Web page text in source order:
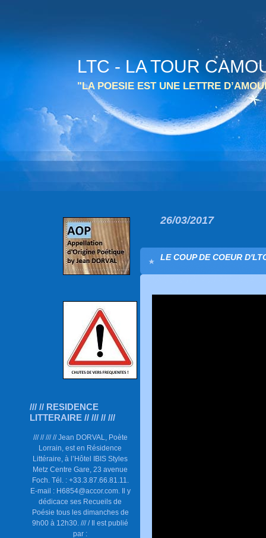
LTC - LA TOUR
"LA POESIE EST UNE LETTRE
/// // RESIDENCE
LITTERAIRE // /// // ///
/// // /// // Jean DORVAL, Poète
Lorrain, est en Résidence
Littéraire, à l’Hôtel IBIS Styles
Metz Centre Gare, 23 avenue
Foch. Tél. : +33.3.87.66.81.11.
E-mail : H6854@accor.com. Il y
dédicace ses Recueils de
Poésie tous les dimanches de
9h00 à 12h30. /// / Il est publié
par :
26/03/2017
LE COUP DE COEUR